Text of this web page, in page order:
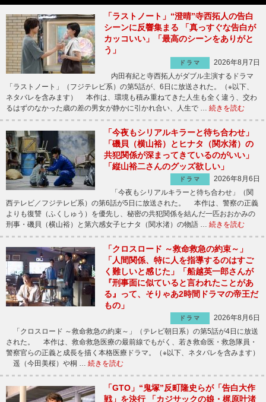
「ラストノート」“澄晴”寺西拓人の告白
シーンに反響集まる 「真っすぐな告白が
カッコいい」「最高のシーンをありがと
う」
ドラマ
2026年8月7日
内田有紀と寺西拓人がダブル主演するドラマ
「ラストノート」（フジテレビ系）の第5話が、6日に放送された。（※以下、
ネタバレを含みます） 本作は、環境も積み重ねてきた人生も全く違う、交わ
るはずのなかった歳の差の男女が静かに引かれ合い、人生で … 続きを読む
「今夜もシリアルキラーと待ち合わせ」
「磯貝（横山裕）とヒナタ（関水渚）の
共犯関係が深まってきているのがいい」
「縦山裕二さんのグッズ欲しい」
ドラマ
2026年8月6日
「今夜もシリアルキラーと待ち合わせ」（関
西テレビ／フジテレビ系）の第6話が5日に放送された。 本作は、警察の正義
よりも復讐（ふくしゅう）を優先し、秘密の共犯関係を結んだ一匹おおかみの
刑事・磯貝（横山裕）と第六感女子ヒナタ（関水渚）の物語 … 続きを読む
「クロスロード ～救命救急の約束～」
「人間関係、特に人を指導するのはすご
く難しいと感じた」「船越英一郎さんが
『刑事面に似ていると言われたことがあ
る』って、そりゃあ2時間ドラマの帝王だ
もの」
ドラマ
2026年8月6日
「クロスロード ～救命救急の約束～」（テレビ朝日系）の第5話が4日に放送
された。 本作は、救命救急医療の最前線でもがく、若き救命医・救急隊員・
警察官らの正義と成長を描く本格医療ドラマ。（※以下、ネタバレを含みます）
遥（今田美桜）や桐 … 続きを読む
「GTO」“鬼塚”反町隆史らが「告白大作
戦」を決行 「カジサックの娘・梶原叶渚